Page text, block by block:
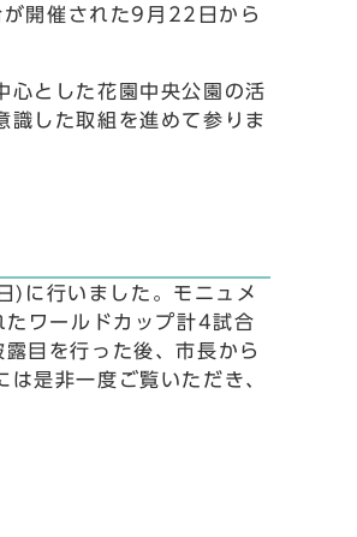
開催された9月22日から
心とした花園中央公園の活
識した取組を進めて参りま
)に行いました。モニュメ
ワールドカップ計4試合
目を行った後、市長から
是非一度ご覧いただき、